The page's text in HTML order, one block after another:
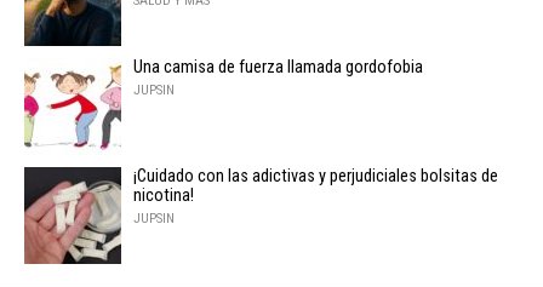
Una camisa de fuerza llamada gordofobia
JUPSIN
¡Cuidado con las adictivas y perjudiciales bolsitas de
nicotina!
JUPSIN